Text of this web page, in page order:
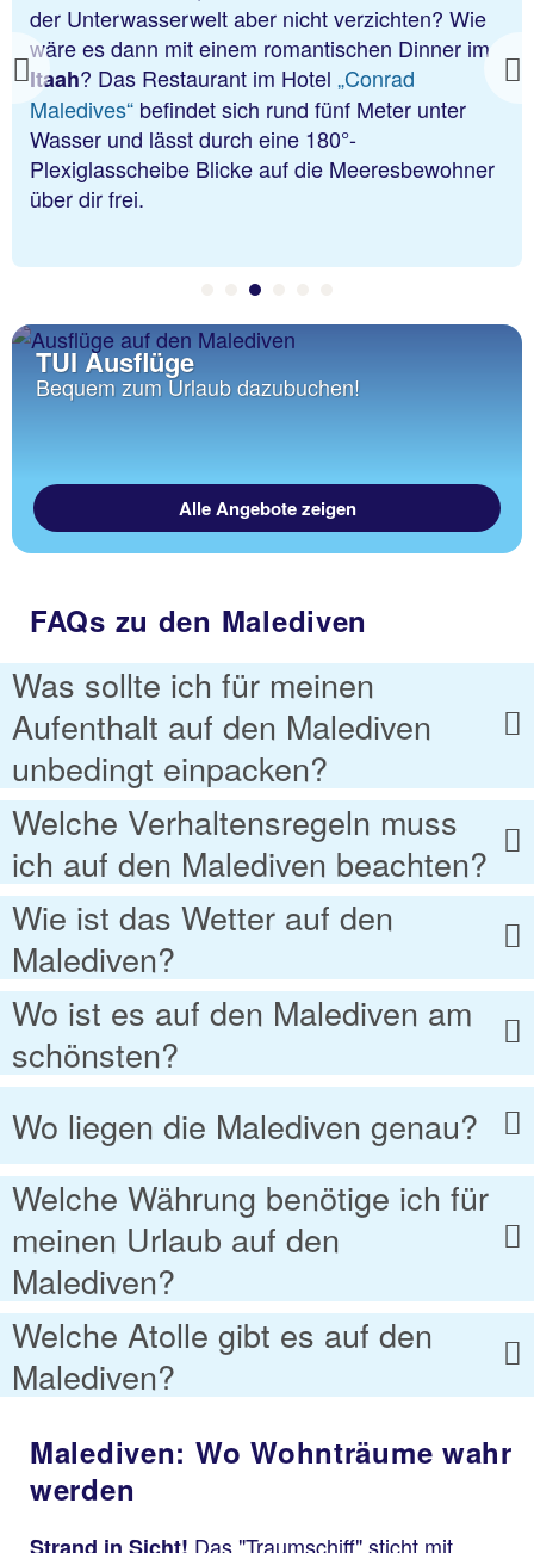
Previous
der Unterwasserwelt aber nicht verzichten? Wie
wäre es dann mit einem romantischen Dinner im
Itaah? Das Restaurant im Hotel „Conrad
Maledives“ befindet sich rund fünf Meter unter
Wasser und lässt durch eine 180°-
Plexiglasscheibe Blicke auf die Meeresbewohner
über dir frei.
TUI Ausflüge
Bequem zum Urlaub dazubuchen!
Alle Angebote zeigen
FAQs zu den Malediven
Was sollte ich für meinen
Aufenthalt auf den Malediven
unbedingt einpacken?
Welche Verhaltensregeln muss
ich auf den Malediven beachten?
Wie ist das Wetter auf den
Malediven?
Wo ist es auf den Malediven am
schönsten?
Wo liegen die Malediven genau?
Welche Währung benötige ich für
meinen Urlaub auf den
Malediven?
Welche Atolle gibt es auf den
Malediven?
Malediven: Wo Wohnträume wahr
werden
Strand in Sicht! Das "Traumschiff" sticht mit